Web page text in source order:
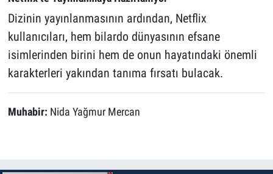
Dizinin yayınlanmasının ardından, Netflix
kullanıcıları, hem bilardo dünyasının efsane
isimlerinden birini hem de onun hayatındaki önemli
karakterleri yakından tanıma fırsatı bulacak.
Muhabir: Nida Yağmur Mercan